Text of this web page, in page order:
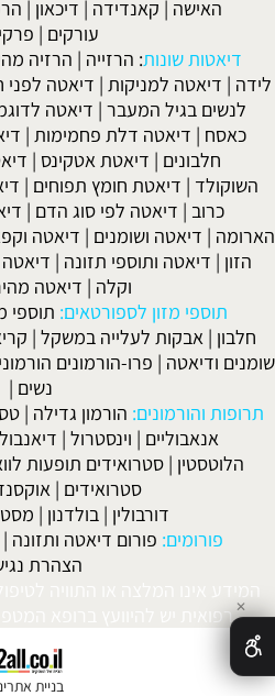
האישה | קאנדידה | דיכאון |
עורקים |
דיאטות שונות: הרזייה | הרזיה
לידה | דיאטה למניקות | דיאטה לפני
לנשים בגיל המעבר | דיאטה
כאסח | דיאטה דלת פחמימות |
חלבונים | דיאטת אטקינס |
השוקולד | דיאטת חומץ תפוחים |
כרוב | דיאטה לפי סוג הדם |
הארומה | דיאטה ושומנים | דיאטה
הזון | דיאטה ותוספי תזונה | דיאטה
וקלה | דיאטה
תוספי מזון לספורטאים: תוספי
חלבון | אבקות לעלייה במשקל |
שומנים ודיאטה | פרו-הורמונים
נשים |
תרופות והורמונים: הורמון גדילה |
אנאבוליים | וינסטרול | דיאנבול
הלוטסטין | סטרואידים תופעות
סטרואידים |
דורבולין | בולדנון |
פורומים: פורום דיאטה ותזונה |
הצהרת
המידע אינו המלצה או התוויה
רפואית יש להיוועץ ברופא
בניית
✕